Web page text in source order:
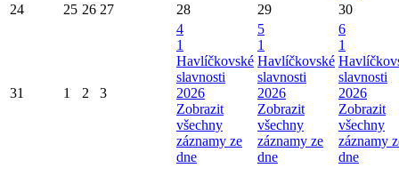
24
25 26 27 28 29 30
31 1 2 3
4
1
Havlíčkovské
slavnosti
2026
Zobrazit
všechny
záznamy ze
dne
5
1
Havlíčkovské
slavnosti
2026
Zobrazit
všechny
záznamy ze
dne
6
1
slavnosti
2026
Zobrazit
všechny
záznamy
dne